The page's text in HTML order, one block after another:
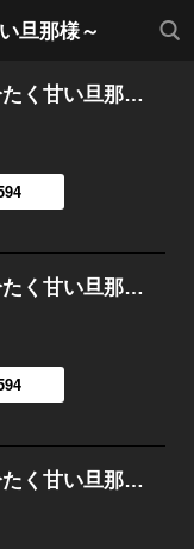
旦那様～
検索
大正カンタレラ～冷たく甘い旦那様～ （5）
大正カンタレラ～冷たく甘い旦那様～ （4）
大正カンタレラ～冷たく甘い旦那様～ （3）